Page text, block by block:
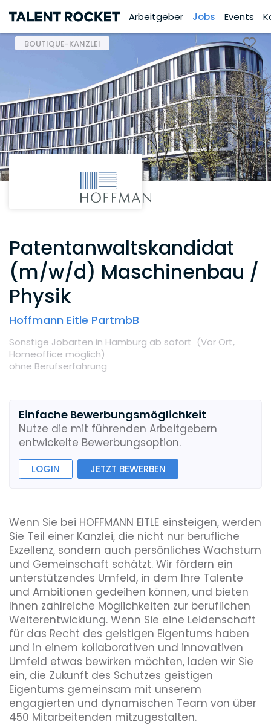
Arbeitgeber Jobs Events
BOUTIQUE-KANZLEI
Patentanwaltskandidat
(m/w/d) Maschinenbau /
Physik
Hoffmann Eitle PartmbB
Sonstige Jobarten in Hamburg ab sofort (Vor Ort,
Homeoffice möglich)
ohne Berufserfahrung
Einfache Bewerbungsmöglichkeit
Nutze die mit führenden Arbeitgebern
entwickelte Bewerbungsoption.
LOGIN JETZT BEWERBEN
Wenn Sie bei HOFFMANN EITLE einsteigen, werden
Sie Teil einer Kanzlei, die nicht nur berufliche
Exzellenz, sondern auch persönliches Wachstum
und Gemeinschaft schätzt. Wir fördern ein
unterstützendes Umfeld, in dem Ihre Talente
und Ambitionen gedeihen können, und bieten
Ihnen zahlreiche Möglichkeiten zur beruflichen
Weiterentwicklung. Wenn Sie eine Leidenschaft
für das Recht des geistigen Eigentums haben
und in einem kollaborativen und innovativen
Umfeld etwas bewirken möchten, laden wir Sie
ein, die Zukunft des Schutzes geistigen
Eigentums gemeinsam mit unserem
engagierten und dynamischen Team von über
450 Mitarbeitenden mitzugestalten.